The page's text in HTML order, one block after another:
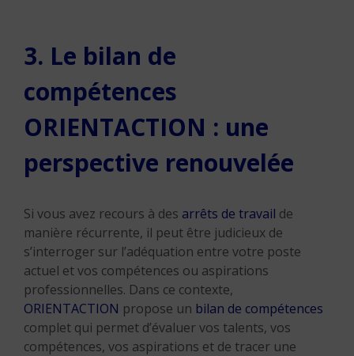
3. Le bilan de
compétences
ORIENTACTION : une
perspective renouvelée
Si vous avez recours à des arrêts de travail de
manière récurrente, il peut être judicieux de
s’interroger sur l’adéquation entre votre poste
actuel et vos compétences ou aspirations
professionnelles. Dans ce contexte,
ORIENTACTION propose un bilan de compétences
complet qui permet d’évaluer vos talents, vos
compétences, vos aspirations et de tracer une